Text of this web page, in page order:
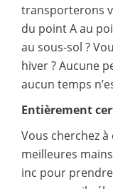
transporterons
du point A au
au sous-sol ?
hiver ? Aucune
aucun temps
Entièrement
Vous cherchez
meilleures
inc pour